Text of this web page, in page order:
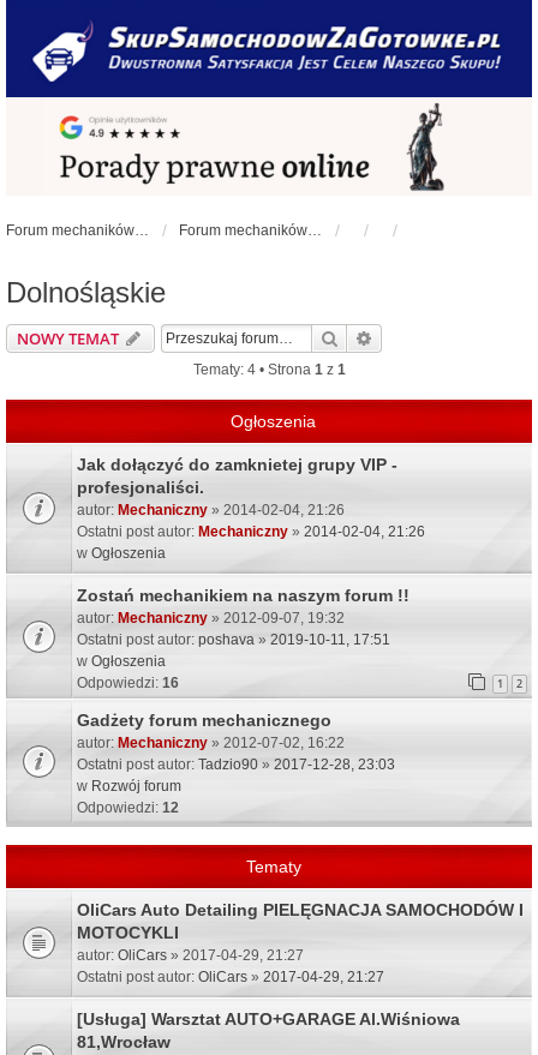
Forum mechaników samochodowych - forum-mechaniczne.pl Forum mechaników samochodowych
Dolnośląskie
NOWY TEMAT Szukaj
Tematy: 4 • Strona 1z 1
Ogłoszenia
Jak dołączyć do zamknietej grupy VIP -
profesjonaliści.
autor: Mechaniczny » 2014-02-04, 21:26
Ostatni post autor: Mechaniczny » 2014-02-04, 21:26
w Ogłoszenia
Zostań mechanikiem na naszym forum !!
autor: Mechaniczny » 2012-09-07, 19:32
Ostatni post autor: poshava » 2019-10-11, 17:51
w Ogłoszenia
Odpowiedzi: 16 1 2
Gadżety forum mechanicznego
autor: Mechaniczny » 2012-07-02, 16:22
Ostatni post autor: Tadzio90 » 2017-12-28, 23:03
w Rozwój forum
Odpowiedzi: 12
Tematy
OliCars Auto Detailing PIELĘGNACJA SAMOCHODÓW I
MOTOCYKLI
autor: OliCars » 2017-04-29, 21:27
Ostatni post autor: OliCars » 2017-04-29, 21:27
[Usługa] Warsztat AUTO+GARAGE Al.Wiśniowa
81,Wrocław